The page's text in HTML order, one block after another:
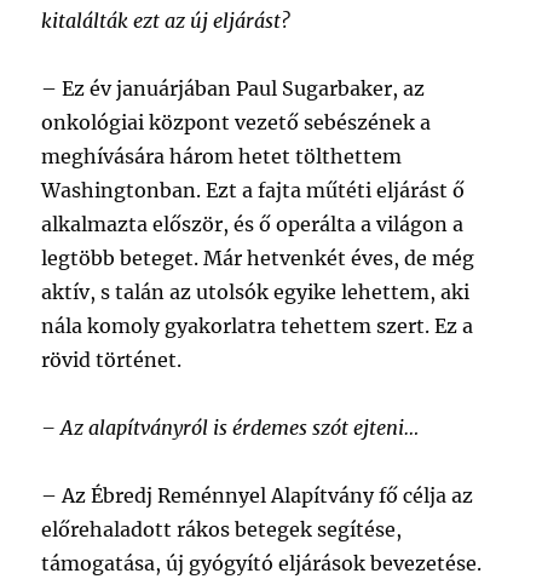
kitalálták ezt az új eljárást?
–Ez év januárjában Paul Sugarbaker, az
onkológiai központ vezető sebészének a
meghívására három hetet tölthettem
Washingtonban. Ezt a fajta műtéti eljárást ő
alkalmazta először, és ő operálta a világon a
legtöbb beteget. Már hetvenkét éves, de még
aktív, s talán az utolsók egyike lehettem, aki
nála komoly gyakorlatra tehettem szert. Ez a
rövid történet.
– Az alapítványról is érdemes szót ejteni…
–Az Ébredj Reménnyel Alapítvány fő célja az
előrehaladott rákos betegek segítése,
támogatása, új gyógyító eljárások bevezetése.